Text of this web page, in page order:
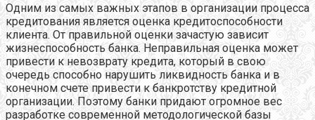
Одним из самых важных этапов в организации процесса
кредитования является оценка кредитоспособности
клиента. От правильной оценки зачастую зависит
жизнеспособность банка. Неправильная оценка может
привести к невозврату кредита, который в свою
очередь способно нарушить ликвидность банка и в
конечном счете привести к банкротству кредитной
организации. Поэтому банки придают огромное вес
разработке современной методологической базы